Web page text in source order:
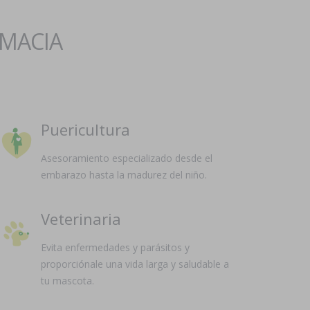
Puericultura
Asesoramiento especializado desde el
embarazo hasta la madurez del niño.
Veterinaria
Evita enfermedades y parásitos y
proporciónale una vida larga y saludable a
tu mascota.